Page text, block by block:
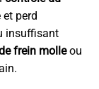
et perd
insuffisant
frein molleou